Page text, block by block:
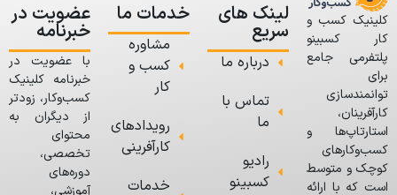
کلینیک کسب و
کار کسبینو
پلتفرمی جامع
برای
توانمندسازی
کارآفرینان،
استارتاپ‌ها و
کسب‌وکارهای
کوچک و متوسط
است که با ارائه
لینک های
سریع
درباره ما
تماس با
ما
رادیو
کسبینو
خدمات ما
مشاوره
کسب و
کار
رویدادهای
کارآفرینی
خدمات
عضویت در
خبرنامه
با عضویت در
خبرنامه کلینیک
کسب‌وکار، زودتر
از دیگران به
محتوای
تخصصی،
دوره‌های
آموزشی،